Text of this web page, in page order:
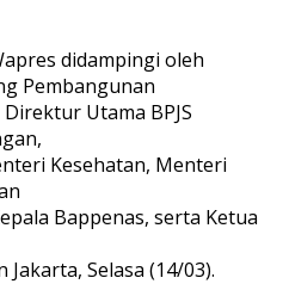
didampingi oleh
Pembangunan
Utama BPJS
Kesehatan, Menteri
Bappenas, serta Ketua
Selasa (14/03).